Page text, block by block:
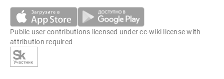
Public user contributions licensed undercc-wiki license with
attribution required